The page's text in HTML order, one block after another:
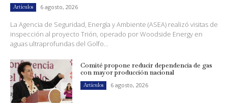
Artículos 6 agosto, 2026
La Agencia de Seguridad, Energía y Ambiente (ASEA) realizó visitas de
inspección al proyecto Trión, operado por Woodside Energy en
aguas ultraprofundas del Golfo...
Comité propone reducir dependencia de gas
con mayor producción nacional
Artículos 6 agosto, 2026